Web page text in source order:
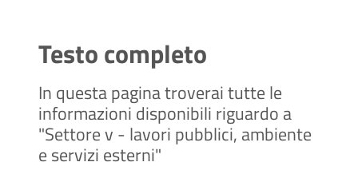
Testo completo
In questa pagina troverai tutte le
informazioni disponibili riguardo a
"Settore v - lavori pubblici, ambiente
e servizi esterni"